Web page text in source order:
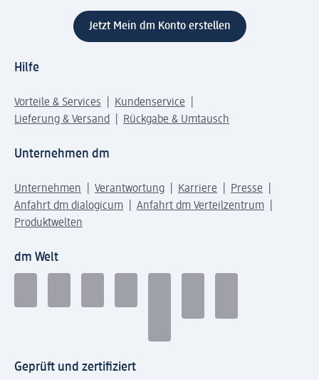
Jetzt Mein dm Konto erstellen
Hilfe
Vorteile & Services
Kundenservice
Lieferung & Versand
Rückgabe & Umtausch
Unternehmen dm
Unternehmen Verantwortung Karriere
Presse
Anfahrt dm dialogicum
Anfahrt dm Verteilzentrum
Produktwelten
dm Welt
Geprüft und zertifiziert